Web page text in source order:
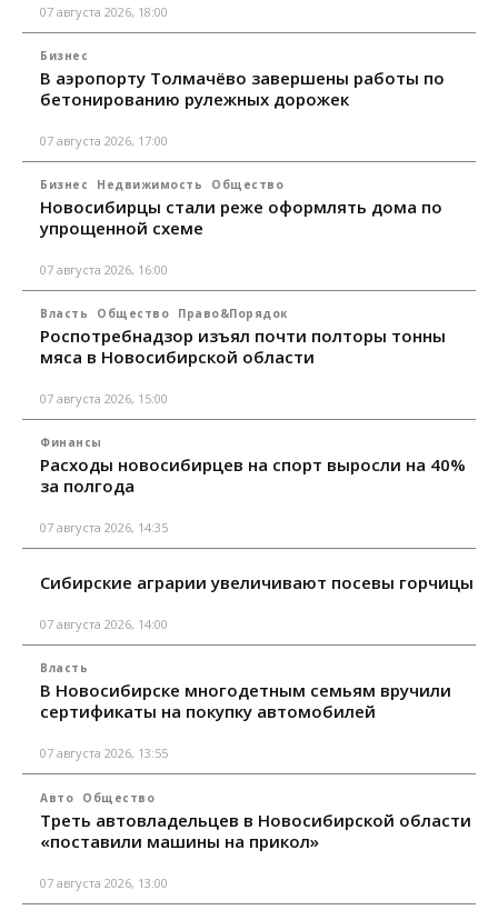
07 августа 2026, 18:00
Бизнес
В аэропорту Толмачёво завершены работы по
бетонированию рулежных дорожек
07 августа 2026, 17:00
Бизнес Недвижимость Общество
Новосибирцы стали реже оформлять дома по
упрощенной схеме
07 августа 2026, 16:00
Власть Общество Право&Порядок
Роспотребнадзор изъял почти полторы тонны
мяса в Новосибирской области
07 августа 2026, 15:00
Финансы
Расходы новосибирцев на спорт выросли на 40%
за полгода
07 августа 2026, 14:35
Сибирские аграрии увеличивают посевы горчицы
07 августа 2026, 14:00
Власть
В Новосибирске многодетным семьям вручили
сертификаты на покупку автомобилей
07 августа 2026, 13:55
Авто Общество
Треть автовладельцев в Новосибирской области
«поставили машины на прикол»
07 августа 2026, 13:00